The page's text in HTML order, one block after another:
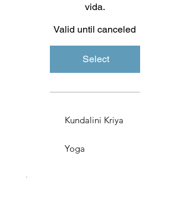
vida.
Valid until canceled
Select
Kundalini Kriya
Yoga